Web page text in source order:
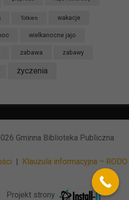
Tolkien wakacje
wielkanocne jajo
zabawa zabawy
życzenia
Gminna Biblioteka Publiczna
| Klauzula informacyjna – RODO
Projekt strony